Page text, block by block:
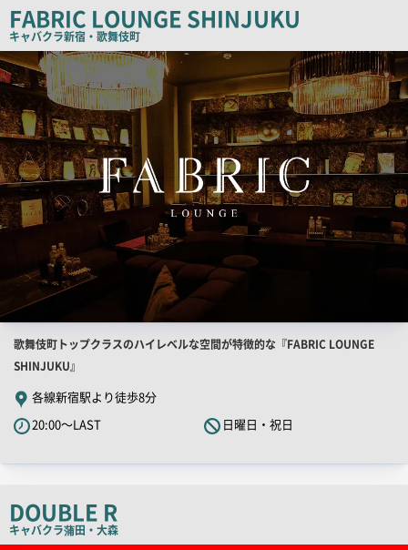
ピ
ー
FABRIC LOUNGE SHINJUKU
キャバクラ新宿・歌舞伎町
検
索
結
果
一
覧
用
画
像
店
舗
PR
キ
ャ
ピ
ー
歌舞伎町トップクラスのハイレベルな空間が特徴的な『FABRIC LOUNGE
SHINJUKU』
各線新宿駅より徒歩8分
20:00～LAST
日曜日・祝日
DOUBLE R
キャバクラ蒲田・大森